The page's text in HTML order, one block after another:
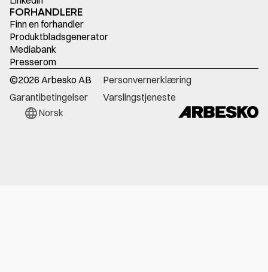
FORHANDLERE
Finn en forhandler
Produktbladsgenerator
Mediabank
Presserom
©2026 Arbesko AB
Personvernerklæring
Garantibetingelser
Varslingstjeneste
Norsk